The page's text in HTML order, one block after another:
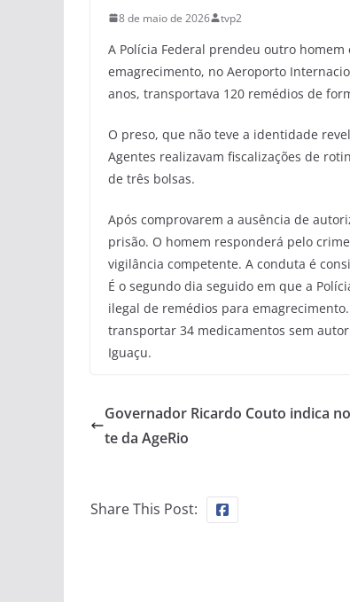
8 de maio de 2026 tvp2
A Polícia Federal prendeu outro
emagrecimento, no Aeroporto
anos, transportava 120 remédios de
O preso, que não teve a identidade
Agentes realizavam fiscalizações de
de três bolsas.
Após comprovarem a ausência de
prisão. O homem responderá pelo
vigilância competente. A conduta é
É o segundo dia seguido em que a
ilegal de remédios para
transportar 34 medicamentos sem
Iguaçu.
Governador Ricardo Couto indica
te da AgeRio
Share This Post: